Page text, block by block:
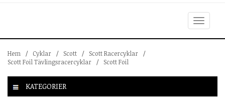
Toggle
navigation
Hem / Cyklar / Scott / Scott Racercyklar
/
Scott Foil Tävlingsracercyklar
/ Scott Foil
KATEGORIER